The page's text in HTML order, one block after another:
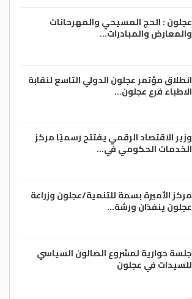
عجلون : الحج المسيحي والمهرحانات
والمعارض والمبادرات…
انطلاق مؤتمر عجلون الدولي التاسع لنقابة
الاطباء فرع عجلون…
وزير الاقتصاد الرقمي يفتتح رسميًا مركز
الخدمات الحكومي في…
مركز الأميرة بسمة للتنمية/عجلون وزراعة
عجلون ينفذان ورشة…
جلسة حوارية لمشروع الصالون السياسي
للسيدات في عجلون